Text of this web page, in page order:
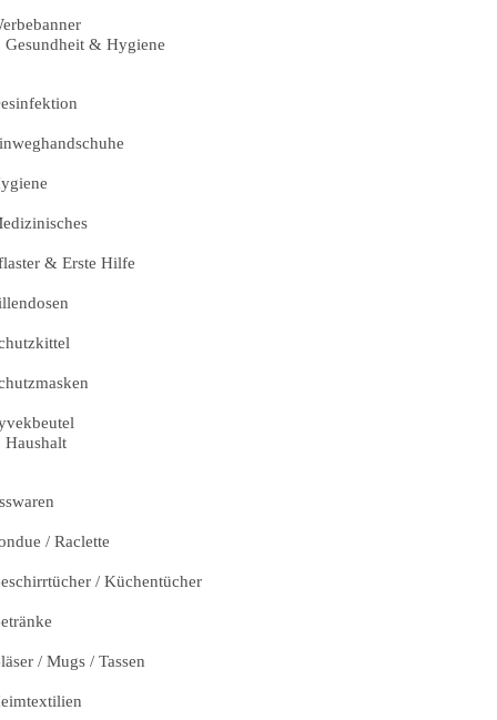
Gesundheit & Hygiene
& Erste Hilfe
Haushalt
/ Raclette
/ Küchentücher
/ Mugs / Tassen